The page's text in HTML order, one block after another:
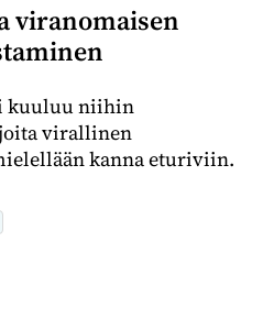
viranomaisen
kuuluu niihin
virallinen
kanna eturiviin.